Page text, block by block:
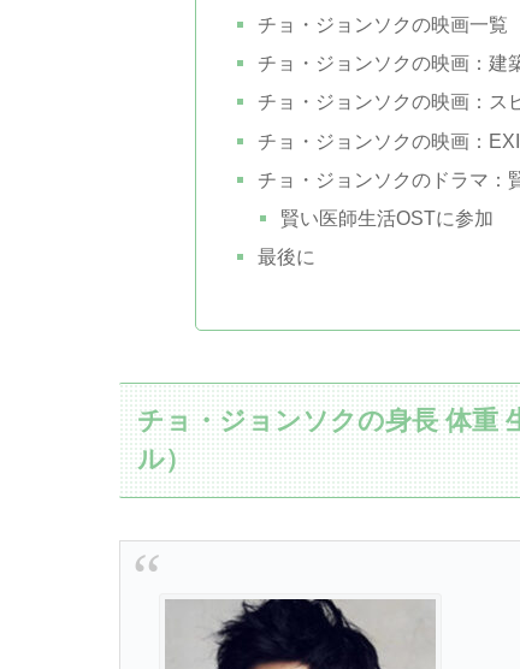
チョ・ジョンソクの映画一覧
チョ・ジョンソクの映画：建
チョ・ジョンソクの映画：ス
チョ・ジョンソクの映画：
チョ・ジョンソクのドラマ：
賢い医師生活OSTに参加
最後に
チョ・ジョンソクの身長 体重
ル）